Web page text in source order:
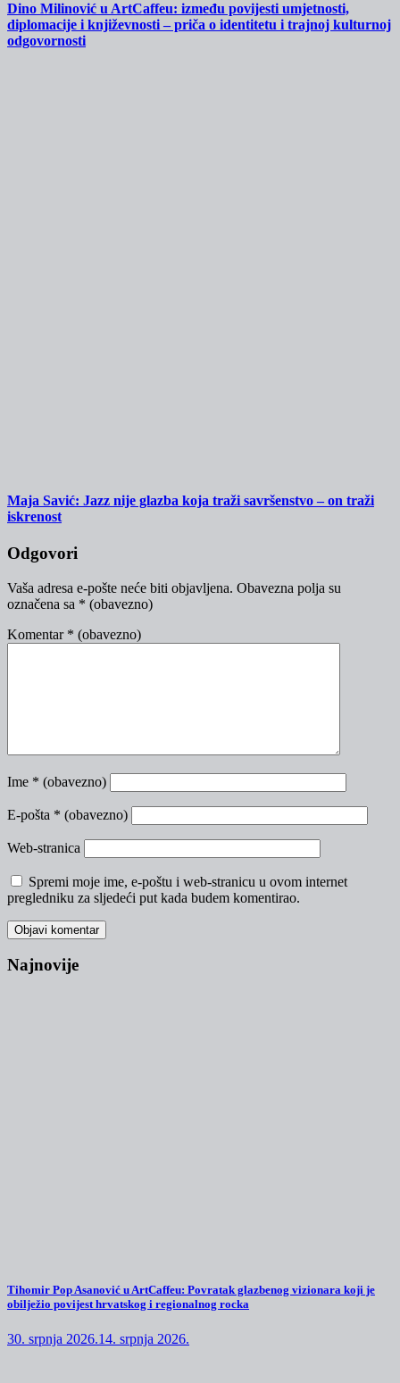
Dino Milinović u ArtCaffeu: između povijesti umjetnosti,
diplomacije i književnosti – priča o identitetu i trajnoj kulturnoj
odgovornosti
Maja Savić: Jazz nije glazba koja traži savršenstvo – on traži
iskrenost
Odgovori
Vaša adresa e-pošte neće biti objavljena. Obavezna polja su
označena sa * (obavezno)
Komentar * (obavezno)
Ime * (obavezno)
E-pošta * (obavezno)
Web-stranica
Spremi moje ime, e-poštu i web-stranicu u ovom internet
pregledniku za sljedeći put kada budem komentirao.
Najnovije
Tihomir Pop Asanović u ArtCaffeu: Povratak glazbenog vizionara koji je
obilježio povijest hrvatskog i regionalnog rocka
30. srpnja 2026.14. srpnja 2026.